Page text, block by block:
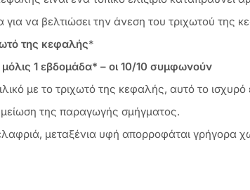
να βελτιώσει την άνεση του τριχωτού της
της κεφαλής*
1 εβδομάδα* – οι 10/10 συμφωνούν
με το τριχωτό της κεφαλής, αυτό το
της παραγωγής σμήγματος.
μεταξένια υφή απορροφάται γρήγορα